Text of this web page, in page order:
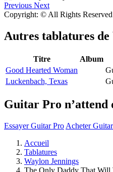
Previous Next
Copyright: © All Rights
Autres tablatures de
Titre Album
Good Hearted Woman
Luckenbach, Texas
Guitar Pro n’attend
Essayer Guitar Pro Acheter
Accueil
Tablatures
Waylon Jennings
The Only Daddy That Will